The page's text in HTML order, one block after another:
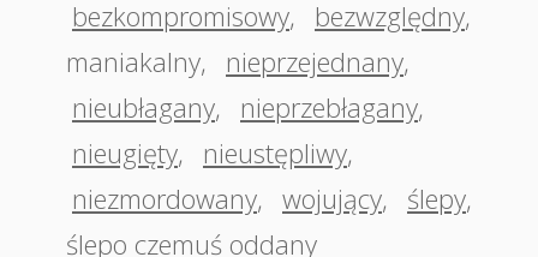
bezkompromisowy, bezwzględny,
maniakalny, nieprzejednany,
nieubłagany, nieprzebłagany,
nieugięty, nieustępliwy,
niezmordowany, wojujący, ślepy,
ślepo czemuś oddany